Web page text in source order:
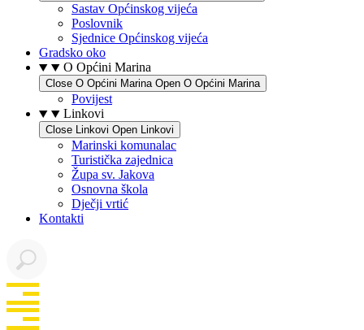
Sastav Općinskog vijeća
Poslovnik
Sjednice Općinskog vijeća
Gradsko oko
O Općini Marina
Close O Općini Marina Open O Općini Marina
Povijest
Linkovi
Close Linkovi Open Linkovi
Marinski komunalac
Turistička zajednica
Župa sv. Jakova
Osnovna škola
Dječji vrtić
Kontakti